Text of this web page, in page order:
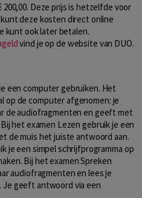
Deze prijs is hetzelfde voor
kunt deze kosten direct online
kunt ook later betalen.
vind je op de website van DUO.
een computer gebruiken. Het
op de computer afgenomen: je
de audiofragmenten en geeft met
het examen Lezen gebruik je een
de muis het juiste antwoord aan.
je een simpel schrijfprogramma op
Bij het examen Spreken
audiofragmenten en lees je
geeft antwoord via een